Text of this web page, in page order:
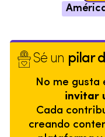
Sé un pilar
No me gusta
invitar
Cada
creando